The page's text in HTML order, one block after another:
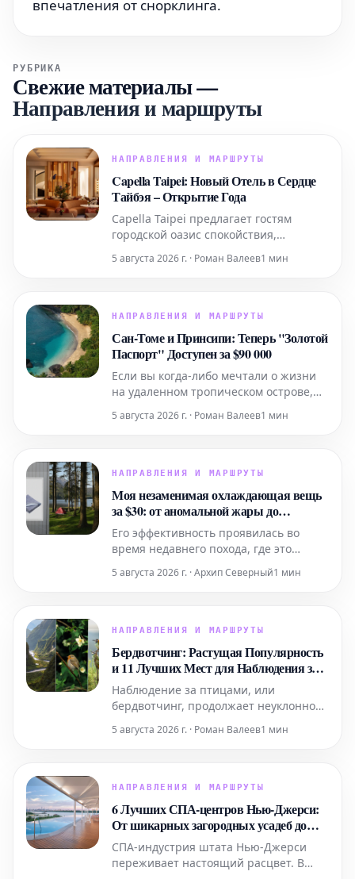
впечатления от снорклинга.
РУБРИКА
Свежие материалы—
Направления и маршруты
НАПРАВЛЕНИЯ И МАРШРУТЫ
Capella Taipei: Новый Отель в Сердце
Тайбэя – Открытие Года
Capella Taipei предлагает гостям
городской оазис спокойствия,
насыщенную жизнь города. Это место,
Тайбэя, создавая уникальное убежище
5 августа 2026 г. · Роман Валеев1 мин
НАПРАВЛЕНИЯ И МАРШРУТЫ
Сан-Томе и Принсипи: Теперь "Золотой
Паспорт" Доступен за $90 000
Если вы когда-либо мечтали о жизни
на удаленном тропическом острове,
Сан-Томе и Принсипи может стать
5 августа 2026 г. · Роман Валеев1 мин
НАПРАВЛЕНИЯ И МАРШРУТЫ
Моя незаменимая охлаждающая вещь
за $30: от аномальной жары до
путешествий, я беру ее с собой повсюду
Его эффективность проявилась во
время недавнего похода, где это
столь необходимый комфорт в жаркие
5 августа 2026 г. · Архип Северный1 мин
НАПРАВЛЕНИЯ И МАРШРУТЫ
Бердвотчинг: Растущая Популярность
и 11 Лучших Мест для Наблюдения за
Птицами
Наблюдение за птицами, или
бердвотчинг, продолжает неуклонно
энтузиастов со всего мира к поиску
направления предлагают необычайно
безмятежных холмов Шотландии до
пышных, экзоти
5 августа 2026 г. · Роман Валеев1 мин
НАПРАВЛЕНИЯ И МАРШРУТЫ
6 Лучших СПА-центров Нью-Джерси:
От шикарных загородных усадеб до
бань на променаде
СПА-индустрия штата Нью-Джерси
переживает настоящий расцвет. В